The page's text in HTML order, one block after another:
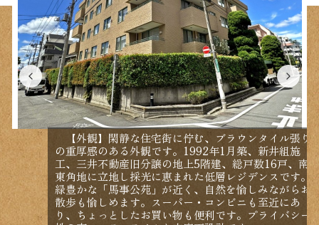
【外観】閑静な住宅街に佇む、ブラウンタイル張り
の重厚感のある外観です。1992年1月築、新井組施
工、三井不動産旧分譲の地上5階建、総戸数16戸、南
東角地に立地し採光に恵まれた低層レジデンスです。
緑豊かな「馬事公苑」が近く、自然を愉しみながらお
散歩も愉しめます。スーパー・コンビニも至近にあ
り、ちょっとしたお買い物も便利です。プライバシー